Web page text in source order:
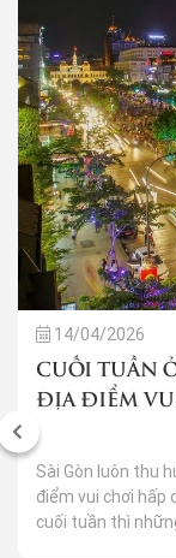
14/04/2026
CUỐI TUẦN
ĐỊA ĐIỂM
Sài Gòn luôn thu
điểm vui chơi hấp
cuối tuần thì